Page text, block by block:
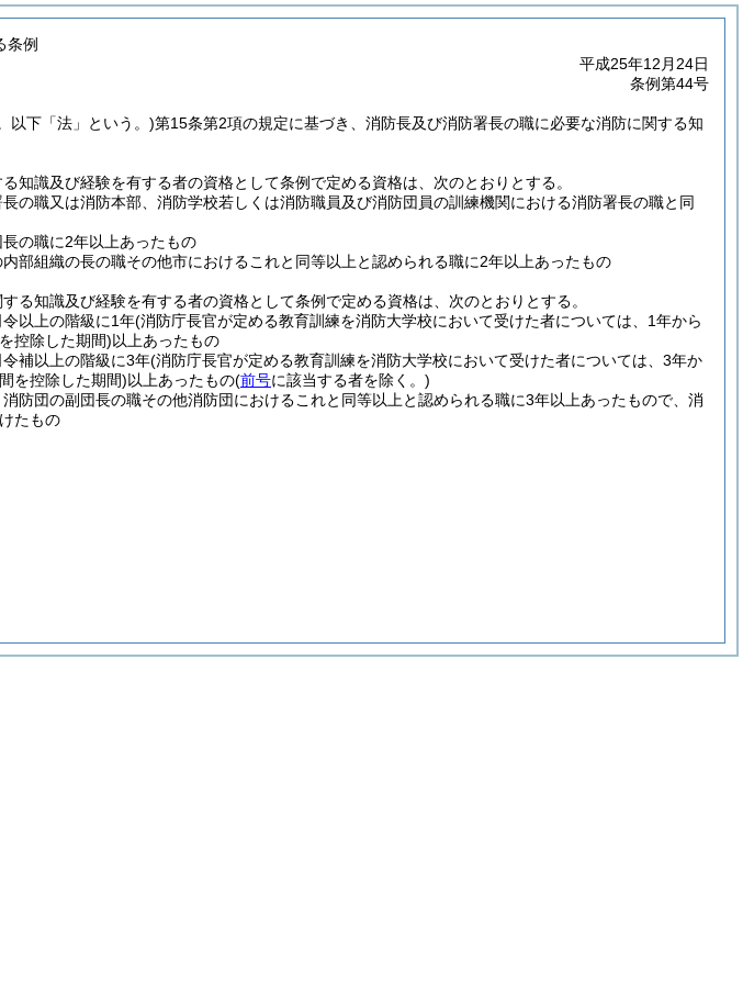
条例
平成25年12月24日
条例第44号
以下「法」という。)第15条第2項の規定に基づき、消防長及び消防署長の職に必要な消防に関する知
知識及び経験を有する者の資格として条例で定める資格は、次のとおりとする。
の職又は消防本部、消防学校若しくは消防職員及び消防団員の訓練機関における消防署長の職と同
の職に2年以上あったもの
部組織の長の職その他市におけるこれと同等以上と認められる職に2年以上あったもの
る知識及び経験を有する者の資格として条例で定める資格は、次のとおりとする。
以上の階級に1年(消防庁長官が定める教育訓練を消防大学校において受けた者については、1年から
控除した期間)以上あったもの
補以上の階級に3年(消防庁長官が定める教育訓練を消防大学校において受けた者については、3年か
を控除した期間)以上あったもの(前号に該当する者を除く。)
防団の副団長の職その他消防団におけるこれと同等以上と認められる職に3年以上あったもので、消
たもの